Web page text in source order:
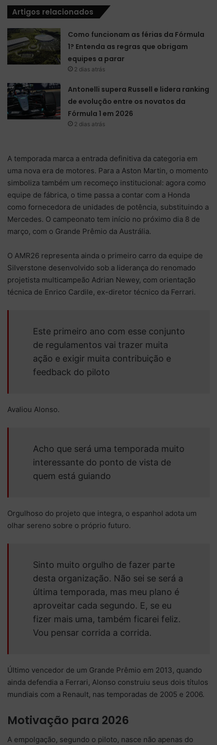
Artigos relacionados
Como funcionam as férias da Fórmula
1? Entenda as regras que obrigam
equipes a parar
2 dias atrás
Antonelli supera Russell e lidera ranking
de evolução entre os novatos da
Fórmula 1 em 2026
2 dias atrás
A temporada marca a entrada definitiva da categoria em
uma nova era de motores. Para a Aston Martin, o momento
simboliza também um recomeço institucional: agora como
equipe de fábrica, o time passa a contar com a Honda
como fornecedora de unidades de potência, substituindo a
Mercedes. O campeonato tem início no próximo dia 8 de
março, com o Grande Prêmio da Austrália.
O AMR26 representa ainda o primeiro carro da equipe de
Silverstone desenvolvido sob a liderança do renomado
projetista multicampeão Adrian Newey, com orientação
técnica de Enrico Cardile, ex-diretor técnico da Ferrari.
Este primeiro ano com esse conjunto
de regulamentos vai trazer muita
ação e exigir muita contribuição e
feedback do piloto
Avaliou Alonso.
Acho que será uma temporada muito
interessante do ponto de vista de
quem está guiando
Orgulhoso do projeto que integra, o espanhol adota um
olhar sereno sobre o próprio futuro.
Sinto muito orgulho de fazer parte
desta organização. Não sei se será a
última temporada, mas meu plano é
aproveitar cada segundo. E, se eu
fizer mais uma, também ficarei feliz.
Vou pensar corrida a corrida.
Último vencedor de um Grande Prêmio em 2013, quando
ainda defendia a Ferrari, Alonso construiu seus dois títulos
mundiais com a Renault, nas temporadas de 2005 e 2006.
Motivação para 2026
A empolgação, segundo o piloto, nasce não apenas do